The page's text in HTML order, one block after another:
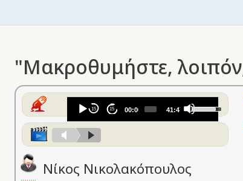
"Μακροθυμήστε,
Audio
Player
15 15 00:00 41:47
Use
Up/Down
keys
Νίκος Νικολακόπουλος